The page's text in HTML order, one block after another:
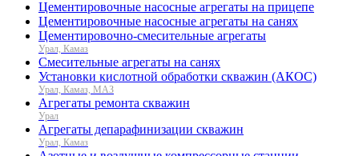
Цементировочные насосные агрегаты на прицепе
Цементировочные насосные агрегаты на санях
Цементировочно-смесительные агрегаты
Урал, Камаз
Смесительные агрегаты на санях
Установки кислотной обработки скважин (АКОС)
Урал, Камаз, МАЗ
Агрегаты ремонта скважин
Урал
Агрегаты депарафинизации скважин
Урал, Камаз